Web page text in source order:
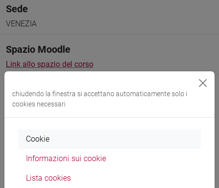
Sede
VENEZIA
Spazio Moodle
Link allo spazio del corso
chiudendo la finestra si accettano automaticamente solo i
cookies necessari
Cookie
Informazioni sui cookie
Lista cookies